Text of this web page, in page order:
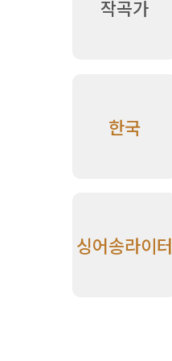
작곡가
한국
싱어송라이터